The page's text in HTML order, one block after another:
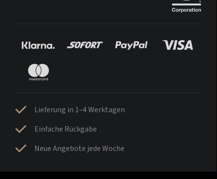
Lieferung in 1–4 Werktagen
Einfache Rückgabe
Neue Angebote jede Woche